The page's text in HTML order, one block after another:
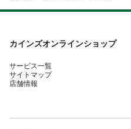
カインズオンラインショップ
サービス一覧
サイトマップ
店舗情報